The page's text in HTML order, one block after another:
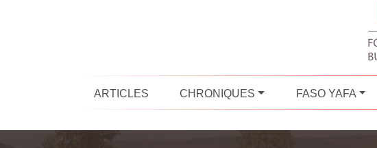
ARTICLES CHRONIQUES FASO YAFA